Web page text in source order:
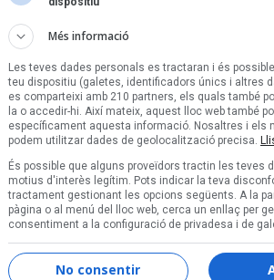
Més informació
Les teves dades personals es tractaran i és
teu dispositiu (galetes, identificadors únics i altres
es comparteixi amb 210 partners, els quals també
la o accedir-hi. Així mateix, aquest lloc web també
específicament aquesta informació. Nosaltres i els
podem utilitzar dades de geolocalització precisa.
És possible que alguns proveïdors tractin les teves
motius d'interès legítim. Pots indicar la teva
tractament gestionant les opcions següents. A la
pàgina o al menú del lloc web, cerca un enllaç per
consentiment a la configuració de privadesa i de
No consentir